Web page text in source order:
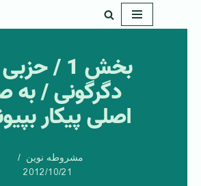
بخش 1 /
دگرگونی /
اصلی پيكار
مشروطه نوین
2012/10/21